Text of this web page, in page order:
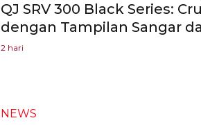
QJ SRV 300 Black Series:
dengan Tampilan Sangar
2 hari
NEWS